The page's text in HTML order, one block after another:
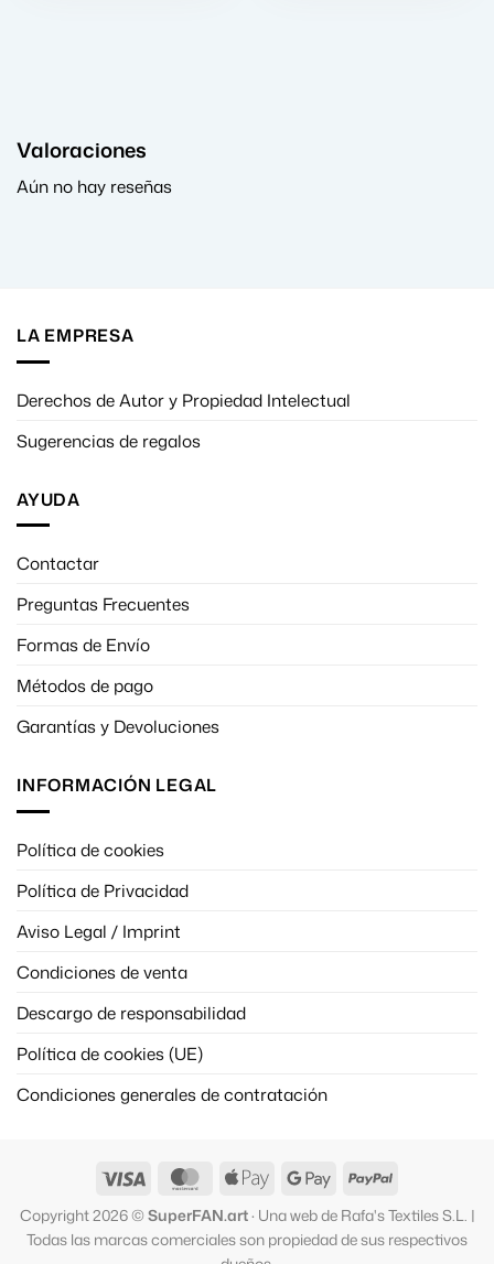
Valoraciones
Aún no hay reseñas
LA EMPRESA
Derechos de Autor y Propiedad Intelectual
Sugerencias de regalos
AYUDA
Contactar
Preguntas Frecuentes
Formas de Envío
Métodos de pago
Garantías y Devoluciones
INFORMACIÓN LEGAL
Política de cookies
Política de Privacidad
Aviso Legal / Imprint
Condiciones de venta
Descargo de responsabilidad
Política de cookies (UE)
Condiciones generales de contratación
Visa MasterCardApple
Google PayPal
Copyright 2026 © SuperFAN.art· Una web de Rafa's Textiles S.L. |
Todas las marcas comerciales son propiedad de sus respectivos